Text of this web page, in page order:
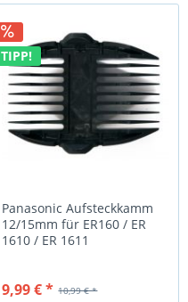
TIPP!
Panasonic Aufsteckkamm
12/15mm für ER160 / ER
1610 / ER 1611
10,99 € *
9,99 € *